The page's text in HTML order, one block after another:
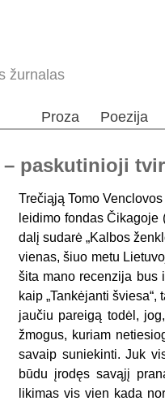
žurnalas
Proza Poezija
– paskutinioji
Trečiąją Tomo
leidimo fondas Čikagoje
dalį sudarė „Kalbos
vienas, šiuo metu
šita mano recenzija bus
kaip „Tankėjanti
jaučiu pareigą todėl,
žmogus, kuriam
savaip suniekinti. Juk
būdu įrodęs savąjį
likimas vis vien kada